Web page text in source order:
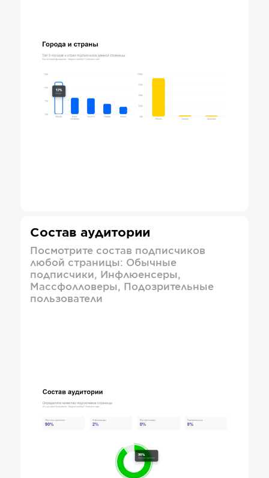
Состав аудитории
Посмотрите состав подписчиков
любой страницы: Обычные
подписчики, Инфлюенсеры,
Массфолловеры, Подозрительные
пользователи